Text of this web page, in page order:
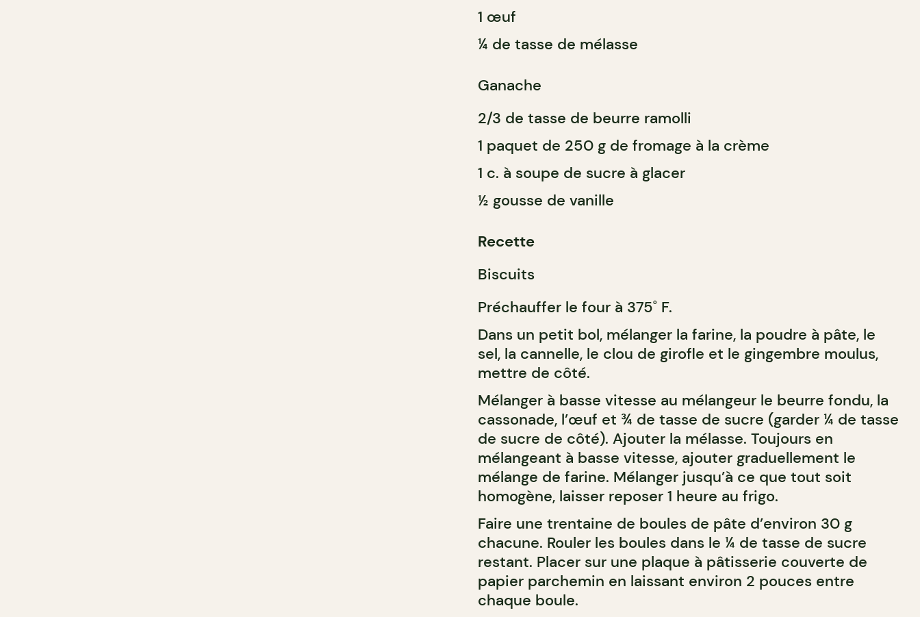
1 œuf
¼ de tasse de mélasse
Ganache
2/3 de tasse de beurre ramolli
1 paquet de 250 g de fromage à la crème
1 c. à soupe de sucre à glacer
½ gousse de vanille
Recette
Biscuits
Préchauffer le four à 375˚ F.
Dans un petit bol, mélanger la farine, la poudre à pâte, le
sel, la cannelle, le clou de girofle et le gingembre moulus,
mettre de côté.
Mélanger à basse vitesse au mélangeur le beurre fondu, la
cassonade, l’œuf et ¾ de tasse de sucre (garder ¼ de tasse
de sucre de côté). Ajouter la mélasse. Toujours en
mélangeant à basse vitesse, ajouter graduellement le
mélange de farine. Mélanger jusqu’à ce que tout soit
homogène, laisser reposer 1 heure au frigo.
Faire une trentaine de boules de pâte d’environ 30 g
chacune. Rouler les boules dans le ¼ de tasse de sucre
restant. Placer sur une plaque à pâtisserie couverte de
papier parchemin en laissant environ 2 pouces entre
chaque boule.